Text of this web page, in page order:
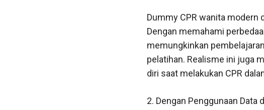
Dummy CPR wanita
Dengan memahami
memungkinkan
pelatihan. Realisme ini juga
diri saat melakukan CPR
2. Dengan Penggunaan Data